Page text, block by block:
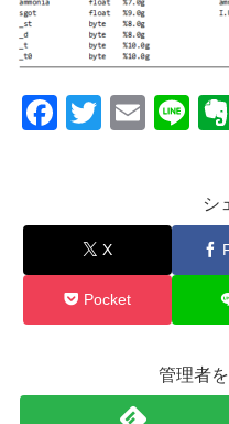
F
e
o
o
T
er
E
Li
シ
X
Pocket
管理者